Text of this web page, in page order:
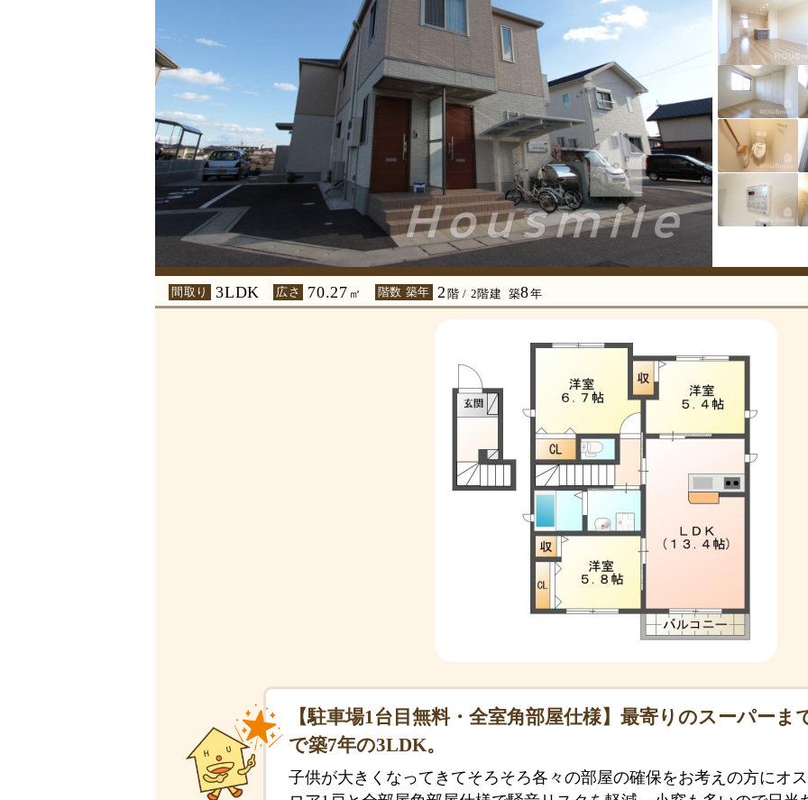
間取り 3LDK 広さ 70.27 ㎡ 階数 築年 2 階 / 2階建 築8年
【駐車場1台目無料・全室角部屋仕様】最寄りのスーパーま
で築7年の3LDK。
子供が大きくなってきてそろそろ各々の部屋の確保をお考えの方にオ